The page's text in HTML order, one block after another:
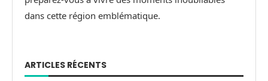
dans cette région emblématique.
ARTICLES RÉCENTS